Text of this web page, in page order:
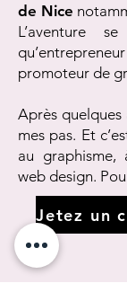
de Nice
L’aventure
promoteur de
Après quelques
mes pas. Et
au graphisme,
web design.